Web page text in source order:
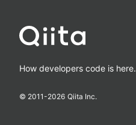
How developers code is here.
© 2011-2026 Qiita Inc.